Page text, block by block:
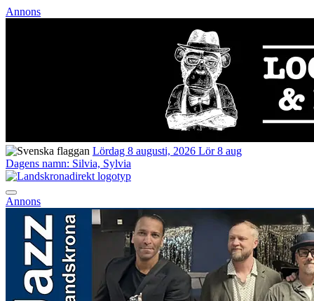
Annons
Lördag 8 augusti, 2026 Lör 8 aug
Dagens namn: Silvia, Sylvia
Annons